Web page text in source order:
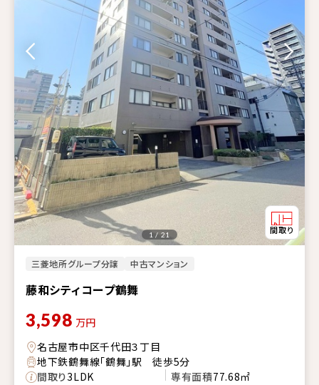
三菱地所グループ分譲 中古マンション
藤和シティコープ鶴舞
1 / 21
3,598 万円
名古屋市中区千代田３丁目
地下鉄鶴舞線「鶴舞」駅 徒歩5分
間取り3LDK 専有面積77.68㎡